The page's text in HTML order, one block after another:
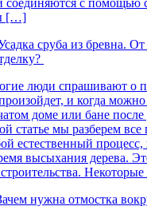
[…]
сруба из бревна. От
люди спрашивают о
и когда
доме или бане после
статье мы разберем все
естественный
высыхания дерева.
нужна отмостка